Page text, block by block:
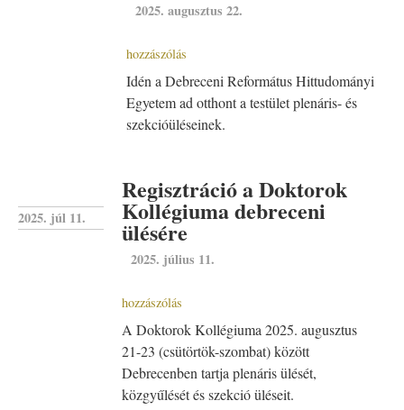
2025. augusztus 22.
hozzászólás
Idén a Debreceni Református Hittudományi
Egyetem ad otthont a testület plenáris- és
szekcióüléseinek.
2025. júl 11.
Regisztráció a Doktorok
Kollégiuma debreceni
ülésére
2025. július 11.
hozzászólás
A Doktorok Kollégiuma 2025. augusztus
21-23 (csütörtök-szombat) között
Debrecenben tartja plenáris ülését,
közgyűlését és szekció üléseit.